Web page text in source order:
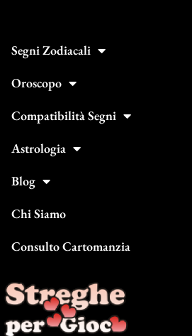
Segni Zodiacali
Oroscopo
Compatibilità Segni
Astrologia
Blog
Chi Siamo
Consulto Cartomanzia